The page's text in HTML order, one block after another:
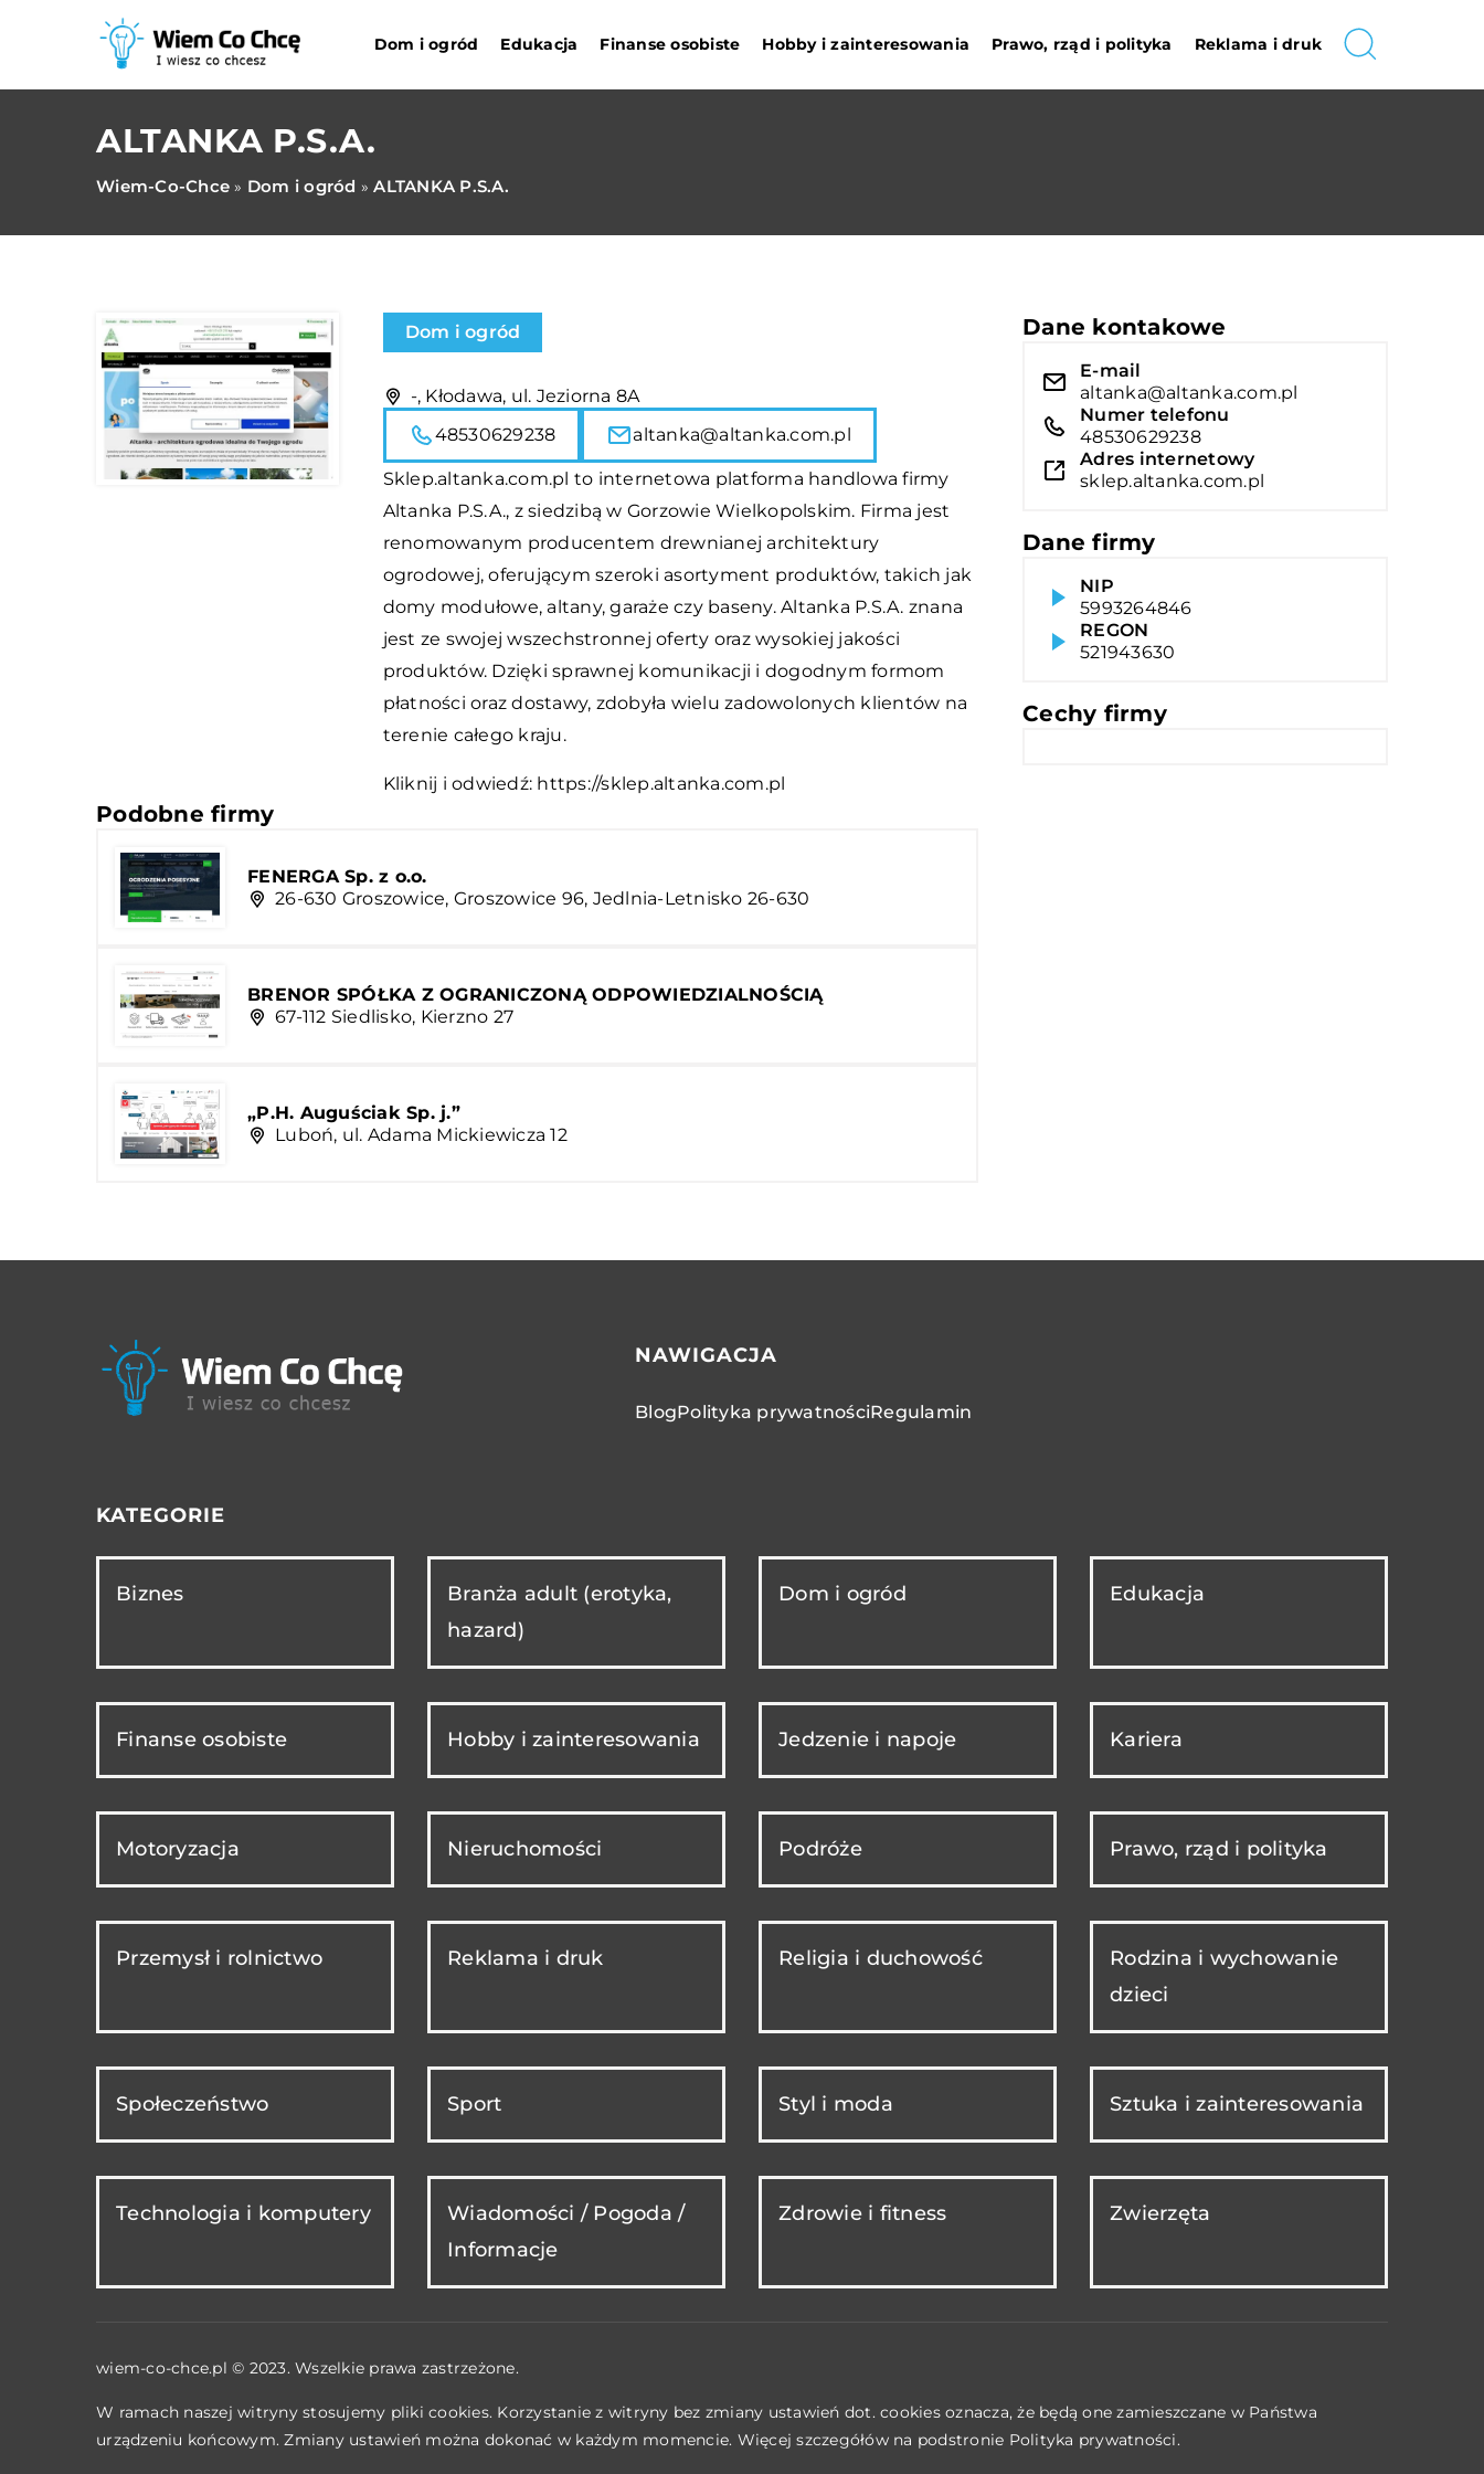
Dom i ogród Edukacja Finanse osobiste Hobby i zainteresowania Prawo, rząd i polityka Reklama i druk
ALTANKA P.S.A.
Wiem-Co-Chce » Dom i ogród »ALTANKA P.S.A.
Dom i ogród
-, Kłodawa, ul. Jeziorna 8A
48530629238
altanka@altanka.com.pl
Sklep.altanka.com.pl to internetowa platforma handlowa firmy
Altanka P.S.A., z siedzibą w Gorzowie Wielkopolskim. Firma jest
renomowanym producentem drewnianej architektury
ogrodowej, oferującym szeroki asortyment produktów, takich jak
domy modułowe, altany, garaże czy baseny. Altanka P.S.A. znana
jest ze swojej wszechstronnej oferty oraz wysokiej jakości
produktów. Dzięki sprawnej komunikacji i dogodnym formom
płatności oraz dostawy, zdobyła wielu zadowolonych klientów na
terenie całego kraju.
Kliknij i odwiedź: https://sklep.altanka.com.pl
Podobne firmy
FENERGA Sp. z o.o.
26-630 Groszowice, Groszowice 96, Jedlnia-Letnisko 26-630
BRENOR SPÓŁKA Z OGRANICZONĄ ODPOWIEDZIALNOŚCIĄ
67-112 Siedlisko, Kierzno 27
„P.H. Auguściak Sp. j.”
Luboń, ul. Adama Mickiewicza 12
Dane kontakowe
E-mail
altanka@altanka.com.pl
Numer telefonu
48530629238
Adres internetowy
sklep.altanka.com.pl
Dane firmy
NIP
5993264846
REGON
521943630
Cechy firmy
NAWIGACJA
BlogPolityka prywatnościRegulamin
KATEGORIE
Biznes
Branża adult (erotyka,
hazard)
Dom i ogród Edukacja
Finanse osobiste Hobby i zainteresowania Jedzenie i napoje Kariera
Motoryzacja Nieruchomości Podróże Prawo, rząd i polityka
Przemysł i rolnictwo Reklama i druk Religia i duchowość
Rodzina i wychowanie
dzieci
Społeczeństwo Sport Styl i moda Sztuka i zainteresowania
Technologia i komputery
Wiadomości / Pogoda /
Informacje
Zdrowie i fitness Zwierzęta
wiem-co-chce.pl © 2023. Wszelkie prawa zastrzeżone.
W ramach naszej witryny stosujemy pliki cookies. Korzystanie z witryny bez zmiany ustawień dot. cookies oznacza, że będą one zamieszczane w Państwa
urządzeniu końcowym. Zmiany ustawień można dokonać w każdym momencie. Więcej szczegółów na podstronie Polityka prywatności.